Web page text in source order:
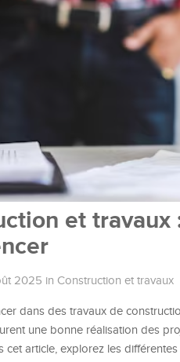
et travaux
2025 in Construction et travaux
dans des travaux de
une bonne réalisation des
cet article, explorez les